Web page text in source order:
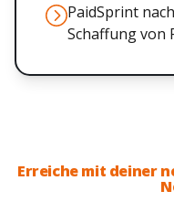
PaidSprint
Schaffung von
Erreiche mit deiner